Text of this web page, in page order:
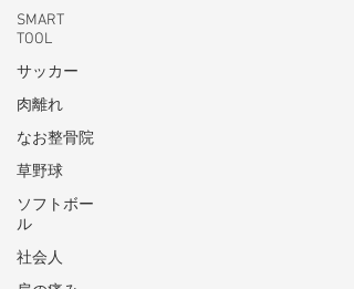
SMART
TOOL
サッカー
肉離れ
なお整骨院
草野球
ソフトボー
ル
社会人